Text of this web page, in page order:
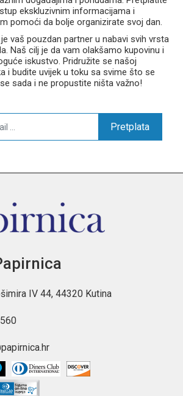
ekskluzivnim informacijama i
pomoći da bolje organizirate svoj dan.
vaš pouzdan partner u nabavi svih vrsta
Naš cilj je da vam olakšamo kupovinu i
iskustvo. Pridružite se našoj
i budite uvijek u toku sa svime što se
sada i ne propustite ništa važno!
Pretplata
IV 44, 44320 Kutina